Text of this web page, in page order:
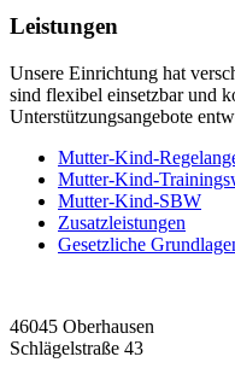
Leistungen
Unsere Einrichtung hat
sind flexibel einsetzbar und
Unterstützungsangebote
Mutter-Kind-
Mutter-Kind-
Mutter-Kind-SBW
Zusatzleistungen
Gesetzliche
46045 Oberhausen
Schlägelstraße 43